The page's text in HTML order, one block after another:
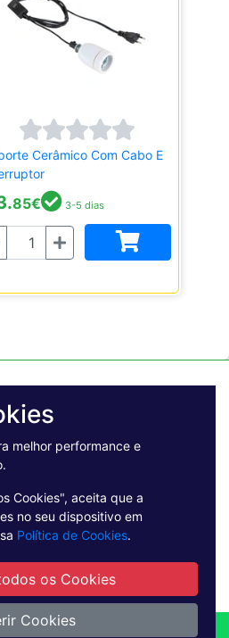
Cerâmico Com Cabo E
85€ 3-5 dias
melhor performance e
Cookies", aceita que a
no seu dispositivo em
Política de Cookies.
os Cookies
Cookies